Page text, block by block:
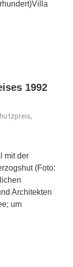
1992
,
mit der
(Foto:
Architekten
um